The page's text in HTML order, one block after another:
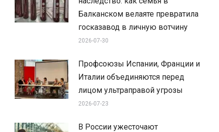
Балканском велаяте превратила
госказавод в личную вотчину
2026-07-30
Профсоюзы Испании, Франции и
Италии объединяются перед
лицом ультраправой угрозы
2026-07-23
В России ужесточают